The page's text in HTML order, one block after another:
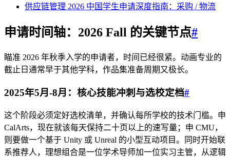
供应链管理 2026 中国学生申请深度指南：采购 / 物流
申请时间轴：2026 Fall 的关键节点#
瞄准 2026 年秋季入学的申请者，时间已经很紧。动画专业的
截止日通常早于其他学科，作品集准备周期又极长。
2025年5月-8月：核心技能冲刺与选校定档#
这个阶段必须定好选校清单，并确认每所学校的技术门槛。申
CalArts，现在就该每天保持二十页以上的速写量；申 CMU，
则要做一个基于 Unity 或 Unreal 的小型互动项目。同时开始联
系推荐人，理想组合是一位学术导师加一位实习主管，从逻辑